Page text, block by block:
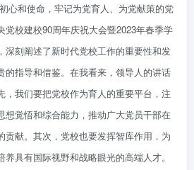
心和使命，牢记为党育人、为党献策的党
党校建校90周年庆祝大会暨2023年春季学
深刻阐述了新时代党校工作的重要性和发
的指导和借鉴。在我看来，领导人的讲话
，我们要把党校作为育人的重要平台，注
想觉悟和综合能力，推动广大党员干部在
贡献。其次，党校也要发挥智库作用，为
具有国际视野和战略眼光的高端人才。